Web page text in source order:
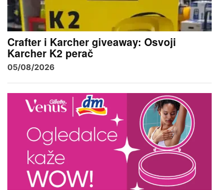
Crafter i Karcher giveaway: Osvoji
Karcher K2 perač
05/08/2026